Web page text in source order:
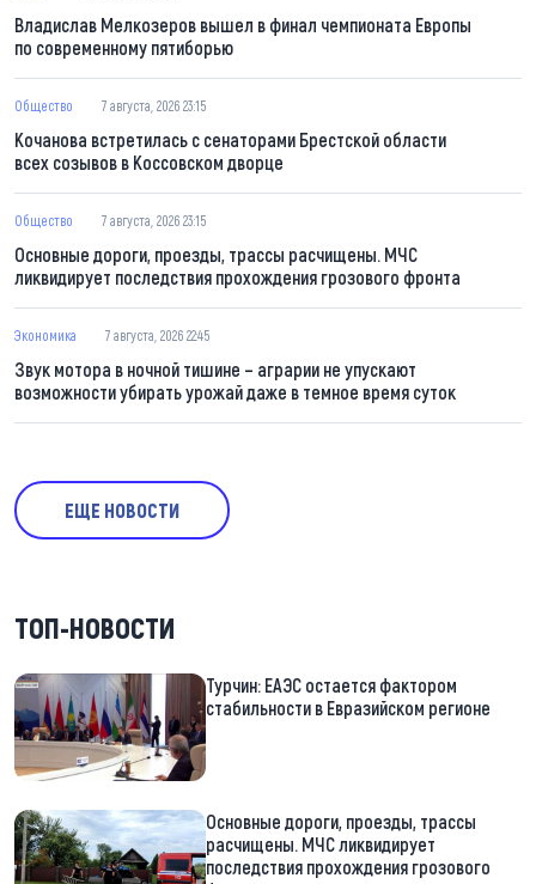
Владислав Мелкозеров вышел в финал чемпионата Европы
по современному пятиборью
Общество 7 августа, 2026 23:15
Кочанова встретилась с сенаторами Брестской области
всех созывов в Коссовском дворце
Общество 7 августа, 2026 23:15
Основные дороги, проезды, трассы расчищены. МЧС
ликвидирует последствия прохождения грозового фронта
Экономика 7 августа, 2026 22:45
Звук мотора в ночной тишине – аграрии не упускают
возможности убирать урожай даже в темное время суток
ЕЩЕ НОВОСТИ
ТОП-НОВОСТИ
Турчин: ЕАЭС остается фактором
стабильности в Евразийском регионе
Основные дороги, проезды, трассы
расчищены. МЧС ликвидирует
последствия прохождения грозового